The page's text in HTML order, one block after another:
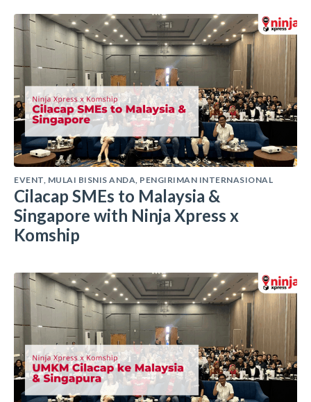
EVENT, MULAI BISNIS ANDA, PENGIRIMAN INTERNASIONAL
Cilacap SMEs to Malaysia &
Singapore with Ninja Xpress x
Komship